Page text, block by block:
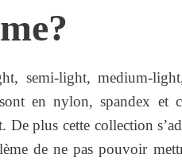
semi-light, medium-
en nylon, spandex et
plus cette collection
de ne pas pouvoir